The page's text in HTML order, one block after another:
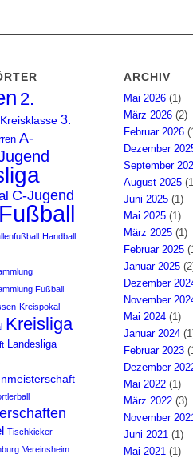
2.
3.
A-
C-Jugend
Fußball
Handball
Fußball
Kreispokal
Kreisliga
Landesliga
Tischkicker
Vereinsheim
ARCHIV
Mai 2026 (1)
März 2026 (2)
Februar 2026
Dezember
September
August 2025
Juni 2025 (1)
Mai 2025 (1)
März 2025 (1)
Februar 2025
Januar 2025
Dezember
November
Mai 2024 (1)
Januar 2024
Februar 2023
Dezember
Mai 2022 (1)
März 2022 (3)
November
Juni 2021 (1)
Mai 2021 (1)